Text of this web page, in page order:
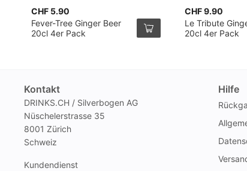
CHF 5.90
Fever-Tree Ginger Beer
20cl 4er Pack
CHF 9.90
Le Tribute
20cl 4er Pack
Kontakt
DRINKS.CH / Silverbogen AG
Nüschelerstrasse 35
8001 Zürich
Schweiz
Kundendienst
Hilfe